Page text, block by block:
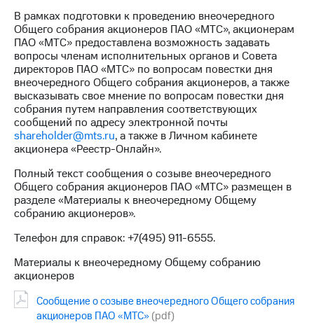
Программа
приобретения
Порядок
выкупа
акций
Дивиденды
Рынок
облигаций
Описание
Еврооблигации-2023
Уведомление
о
погашении
именных
облигаций
Другое
Регистратор
Реквизиты
развитие
деловая этика
В рамках подготовки к проведению внеочередного
Общего собрания акционеров ПАО «МТС», акционерам
ПАО «МТС» предоставлена возможность задавать
вопросы членам исполнительных органов и Совета
директоров ПАО «МТС» по вопросам повестки дня
внеочередного Общего собрания акционеров, а также
высказывать свое мнение по вопросам повестки дня
собрания путем направления соответствующих
сообщений по адресу электронной почты
shareholder@mts.ru, а также в Личном кабинете
акционера «Реестр-Онлайн».
Полный текст сообщения о созыве внеочередного
Общего собрания акционеров ПАО «МТС» размещен в
разделе «Материалы к внеочередному Общему
собранию акционеров».
Телефон для справок: +7(495) 911-6555.
Материалы к внеочередному Общему собранию
акционеров
Сообщение о созыве внеочередного Общего собрания
акционеров ПАО «МТС» (pdf)